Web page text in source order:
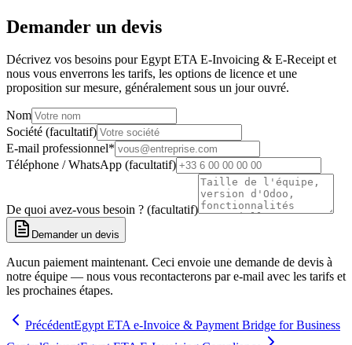
Demander un devis
Décrivez vos besoins pour Egypt ETA E-Invoicing & E-Receipt et
nous vous enverrons les tarifs, les options de licence et une
proposition sur mesure, généralement sous un jour ouvré.
Nom
Société (facultatif)
E-mail professionnel*
Téléphone / WhatsApp (facultatif)
De quoi avez-vous besoin ? (facultatif)
Demander un devis
Aucun paiement maintenant. Ceci envoie une demande de devis à
notre équipe — nous vous recontacterons par e-mail avec les tarifs et
les prochaines étapes.
PrécédentEgypt ETA e-Invoice & Payment Bridge for Business